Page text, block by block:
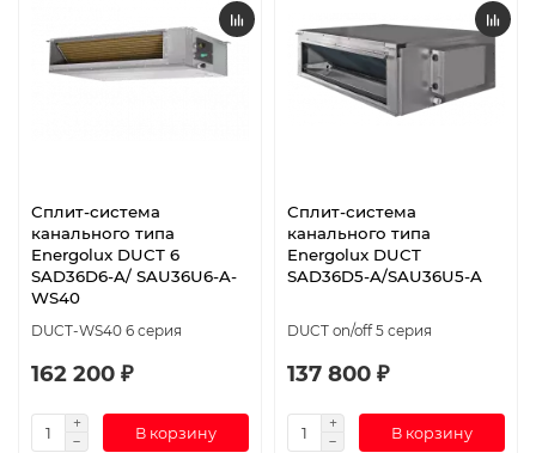
Сплит-система
канального типа
Energolux DUCT 6
SAD36D6-A/ SAU36U6-A-
WS40
DUCT-WS40 6 серия
162 200 ₽
В корзину
Сплит-система
канального типа
Energolux DUCT
SAD36D5-A/SAU36U5-A
DUCT on/off 5 серия
137 800 ₽
В корзину